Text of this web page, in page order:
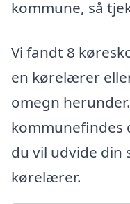
kommune, så
Vi fandt 8
en kørelærer
omegn
kommunefindes
du vil udvide din
kørelærer.